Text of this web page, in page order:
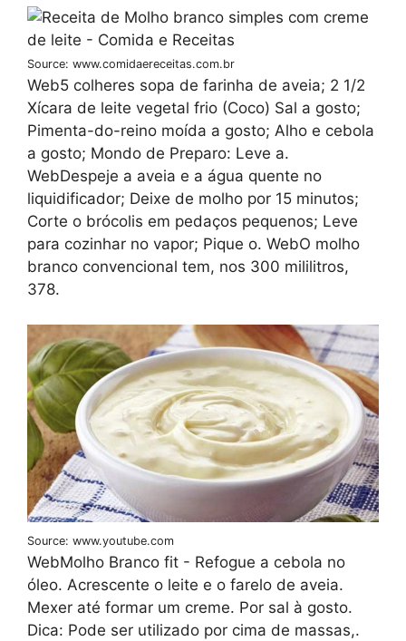
Source: www.comidaereceitas.com.br
Web5 colheres sopa de farinha de aveia; 2 1/2
Xícara de leite vegetal frio (Coco) Sal a gosto;
Pimenta-do-reino moída a gosto; Alho e cebola
a gosto; Mondo de Preparo: Leve a.
WebDespeje a aveia e a água quente no
liquidificador; Deixe de molho por 15 minutos;
Corte o brócolis em pedaços pequenos; Leve
para cozinhar no vapor; Pique o. WebO molho
branco convencional tem, nos 300 mililitros,
378.
Source: www.youtube.com
WebMolho Branco fit - Refogue a cebola no
óleo. Acrescente o leite e o farelo de aveia.
Mexer até formar um creme. Por sal à gosto.
Dica: Pode ser utilizado por cima de massas,.